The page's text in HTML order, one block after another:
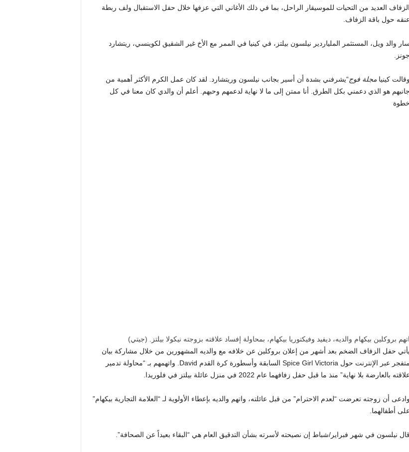
الزفاف العديد من التحيات للموسيقار الراحل، بما في ذلك الأغاني التي عزفها خلال حفل الاستقبال ولف ربطة
عنقه حول باقة الزفاف.
سار والد ويل، المستثمر الملياردير نيلسون بيلتز، في كينيا في الممر مع الأخ غير الشقيق لكوينسي، ريتشارد
جونز.
وقالت كينيامجلة فوج“يشرفني بشدة أن أسير بجانب نيلسون وريتشارد. لقد كان عمل الكرم الأكثر أهمية من
جانبهم هو الذي دعمني بكل الطرق. أنا ممتن إلى ما لا نهاية لدعمهم وحبهم. أعلم أن والدي كان معنا في كل
خطوة
اتهم بروكلين بيكهام والديه، ديفيد وفيكتوريا بيكهام، بمحاولة إفساد علاقته بزوجته نيكولا بيلتز. (جيتي)
يأتي حفل الزفاف الضخم بعد أشهر من إعلان بروكلين عن خلافه مع والديه المشهورين من خلال مشاركة بيان
متفجر عبر الإنترنت حول Spice Girl Victoria السابقة وأسطورة كرة القدم David. واتهمهم بـ “محاولة تدمير
علاقته بالعارضة بلا نهاية” منذ ما قبل حفل زفافهما عام 2022 في منزل عائلة بيلتز في فلوريدا.
وادعى أن زوجته تعرضت “لعدم الاحترام” من قبل عائلته، واتهم والديه بإعطاء الأولوية لـ “العلامة التجارية بيكهام”
على أطفالهما.
قال نيلسون في شهر فبراير/شباط إن نصيحته لأسرته بشأن التدقيق العام هي “البقاء بعيداً عن الصحافة”.